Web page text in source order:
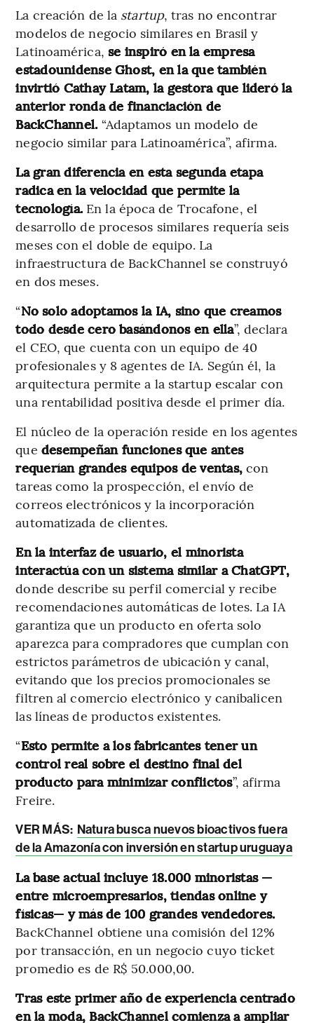
La creación de la startup, tras no encontrar
modelos de negocio similares en Brasil y
Latinoamérica, se inspiró en la empresa
estadounidense Ghost, en la que también
invirtió Cathay Latam, la gestora que lideró la
anterior ronda de financiación de
BackChannel. “Adaptamos un modelo de
negocio similar para Latinoamérica”, afirma.
La gran diferencia en esta segunda etapa
radica en la velocidad que permite la
tecnología. En la época de Trocafone, el
desarrollo de procesos similares requería seis
meses con el doble de equipo. La
infraestructura de BackChannel se construyó
en dos meses.
“No solo adoptamos la IA, sino que creamos
todo desde cero basándonos en ella”, declara
el CEO, que cuenta con un equipo de 40
profesionales y 8 agentes de IA. Según él, la
arquitectura permite a la startup escalar con
una rentabilidad positiva desde el primer día.
El núcleo de la operación reside en los agentes
que desempeñan funciones que antes
requerían grandes equipos de ventas,con
tareas como la prospección, el envío de
correos electrónicos y la incorporación
automatizada de clientes.
En la interfaz de usuario, el minorista
interactúa con un sistema similar a ChatGPT,
donde describe su perfil comercial y recibe
recomendaciones automáticas de lotes. La IA
garantiza que un producto en oferta solo
aparezca para compradores que cumplan con
estrictos parámetros de ubicación y canal,
evitando que los precios promocionales se
filtren al comercio electrónico y canibalicen
las líneas de productos existentes.
“Esto permite a los fabricantes tener un
control real sobre el destino final del
producto para minimizar conflictos”, afirma
Freire.
VER MÁS: Natura busca nuevos bioactivos fuera
de la Amazonía con inversión en startup uruguaya
La base actual incluye 18.000 minoristas —
entre microempresarios, tiendas online y
físicas— y más de 100 grandes vendedores.
BackChannel obtiene una comisión del 12%
por transacción, en un negocio cuyo ticket
promedio es de R$ 50.000,00.
Tras este primer año de experiencia centrado
en la moda, BackChannel comienza a ampliar